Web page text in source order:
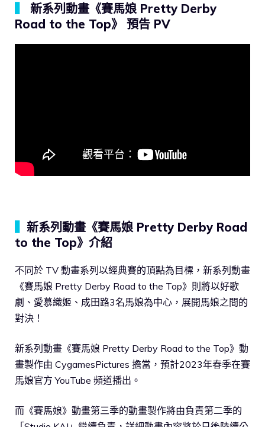
新系列動畫《賽馬娘 Pretty Derby
Road to the Top》 預告 PV
新系列動畫《賽馬娘 Pretty Derby Road
to the Top》介紹
不同於 TV 動畫系列以經典賽的頂點為目標，新系列動畫
《賽馬娘 Pretty Derby Road to the Top》則將以好歌
劇、愛慕織姬、成田路3名馬娘為中心，展開馬娘之間的
對決！
新系列動畫《賽馬娘 Pretty Derby Road to the Top》動
畫製作由 CygamesPictures 擔當，預計2023年春季在賽
馬娘官方 YouTube 頻道播出。
而《賽馬娘》動畫第三季的動畫製作將由負責第二季的